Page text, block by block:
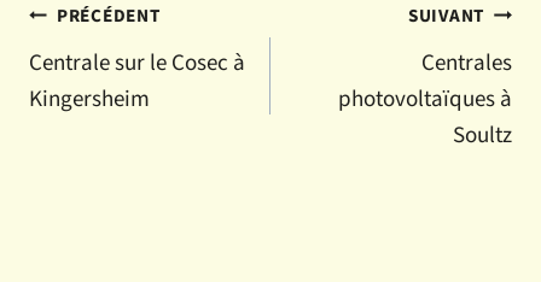
Navigation
de
l’article
PRÉCÉDENT
Centrale sur le Cosec à
Kingersheim
SUIVANT
Centrales
photovoltaïques à
Soultz